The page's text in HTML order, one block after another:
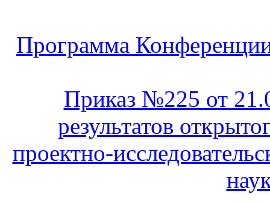
Программа
Приказ №225 от
результатов
проектно-